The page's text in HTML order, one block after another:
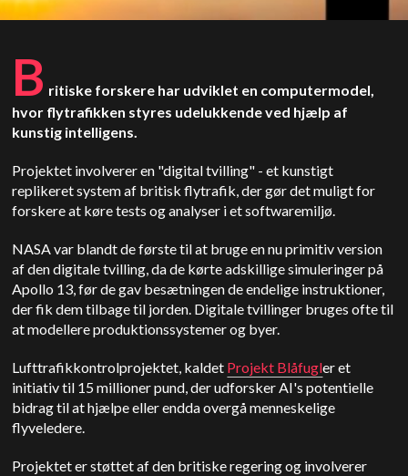
B ritiske forskere har udviklet en computermodel,
hvor flytrafikken styres udelukkende ved hjælp af
kunstig intelligens.
Projektet involverer en "digital tvilling" - et kunstigt
replikeret system af britisk flytrafik, der gør det muligt for
forskere at køre tests og analyser i et softwaremiljø.
NASA var blandt de første til at bruge en nu primitiv version
af den digitale tvilling, da de kørte adskillige simuleringer på
Apollo 13, før de gav besætningen de endelige instruktioner,
der fik dem tilbage til jorden. Digitale tvillinger bruges ofte til
at modellere produktionssystemer og byer.
Lufttrafikkontrolprojektet, kaldet Projekt Blåfugler et
initiativ til 15 millioner pund, der udforsker AI's potentielle
bidrag til at hjælpe eller endda overgå menneskelige
flyveledere.
Projektet er støttet af den britiske regering og involverer